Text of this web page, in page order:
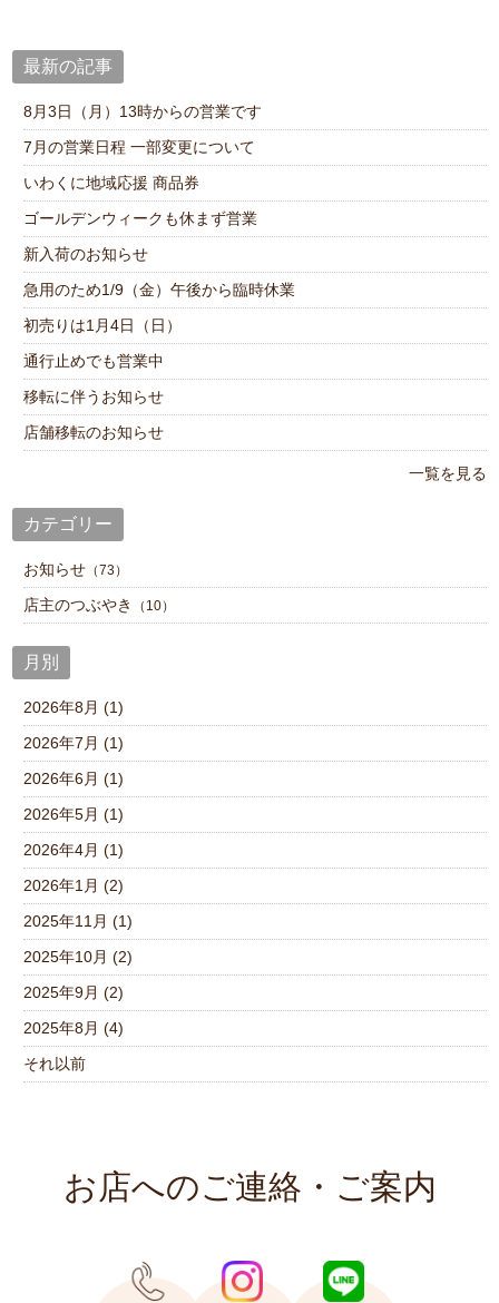
最新の記事
8月3日（月）13時からの営業です
7月の営業日程 一部変更について
いわくに地域応援 商品券
ゴールデンウィークも休まず営業
新入荷のお知らせ
急用のため1/9（金）午後から臨時休業
初売りは1月4日（日）
通行止めでも営業中
移転に伴うお知らせ
店舗移転のお知らせ
一覧を見る
カテゴリー
お知らせ （73）
店主のつぶやき （10）
月別
2026年8月 (1)
2026年7月 (1)
2026年6月 (1)
2026年5月 (1)
2026年4月 (1)
2026年1月 (2)
2025年11月 (1)
2025年10月 (2)
2025年9月 (2)
2025年8月 (4)
それ以前
お店へのご連絡・ご案内